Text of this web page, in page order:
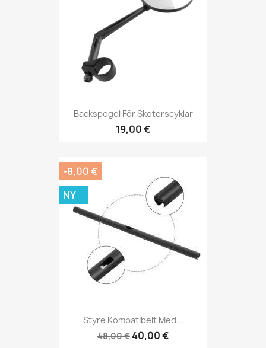
Backspegel För Skoterscyklar
19,00 €
Styre Kompatibelt Med...
48,00 €40,00 €
-8,00 €
NY